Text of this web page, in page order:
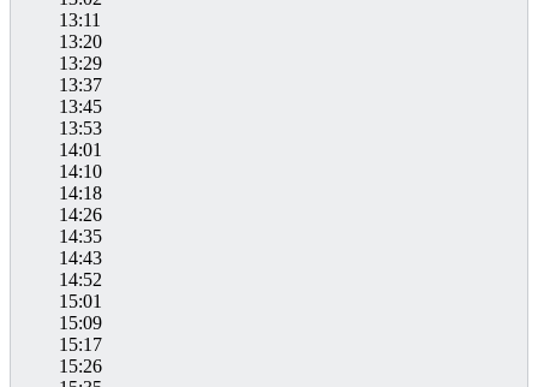
13:11
13:20
13:29
13:37
13:45
13:53
14:01
14:10
14:18
14:26
14:35
14:43
14:52
15:01
15:09
15:17
15:26